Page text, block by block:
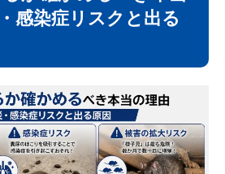
感染症リスクと出る